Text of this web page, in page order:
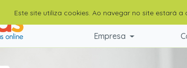
Empresa
Este site utiliza cookies. Ao navegar no site estará a